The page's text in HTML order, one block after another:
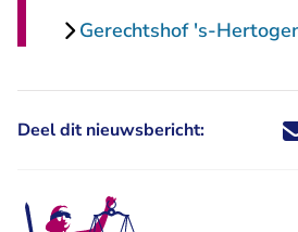
Gerechtshof 's-
Deel dit nieuwsbericht: Deel